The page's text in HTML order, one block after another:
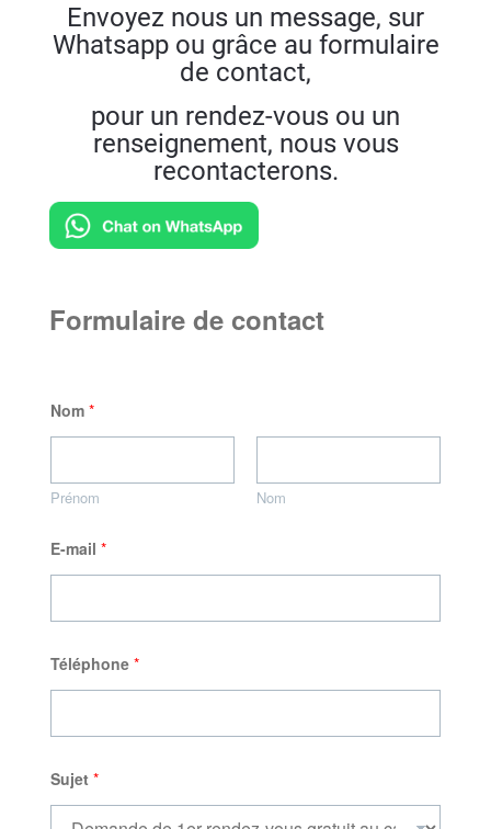
Envoyez nous un message, sur
Whatsapp ou grâce au formulaire
de contact,
pour un rendez-vous ou un
renseignement, nous vous
recontacterons.
Formulaire de contact
Nom *
Prénom Nom
E-mail *
-
l
C
Téléphone *
Sujet *